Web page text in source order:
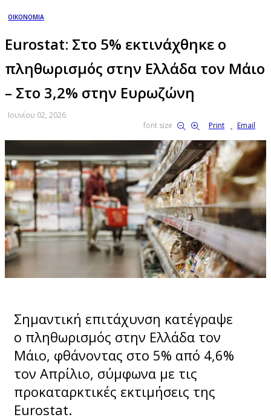
ΟΙΚΟΝΟΜΙΑ
Εurostat: Στο 5% εκτινάχθηκε ο
πληθωρισμός στην Ελλάδα τον Μάιο
– Στο 3,2% στην Ευρωζώνη
Ιουνίου 02, 2026
font size
Print Email
Σημαντική επιτάχυνση κατέγραψε
ο πληθωρισμός στην Ελλάδα τον
Μάιο, φθάνοντας στο 5% από 4,6%
τον Απρίλιο, σύμφωνα με τις
προκαταρκτικές εκτιμήσεις της
Eurostat.